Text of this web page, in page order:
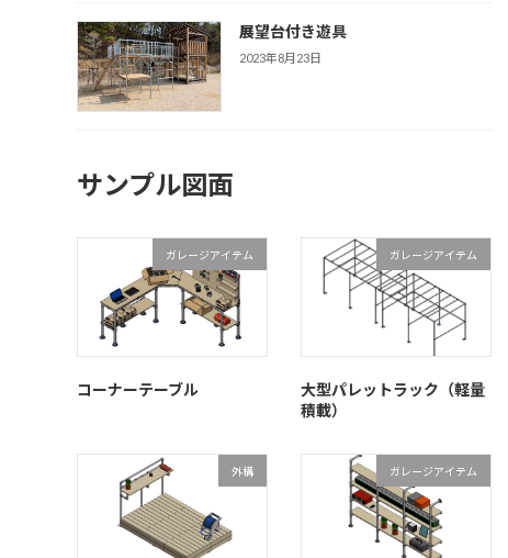
展望台付き遊具
2023年8月23日
サンプル図面
ガレージアイテム
コーナーテーブル
ガレージアイテム
大型パレットラック（軽量
積載）
外構 ガレージアイテム